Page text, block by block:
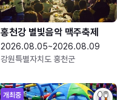
홍천강 별빛음악 맥주축제
2026.08.05~2026.08.09
강원특별자치도 홍천군
개최중